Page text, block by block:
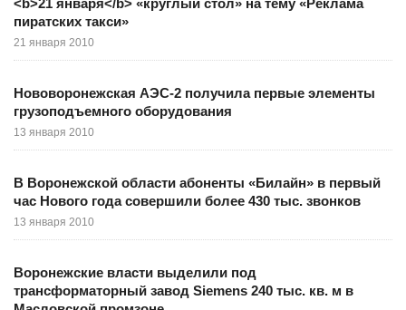
пиратских такси»
21 января 2010
Нововоронежская АЭС-2 получила первые элементы
грузоподъемного оборудования
13 января 2010
В Воронежской области абоненты «Билайн» в первый
час Нового года совершили более 430 тыс. звонков
13 января 2010
Воронежские власти выделили под
трансформаторный завод Siemens 240 тыс. кв. м в